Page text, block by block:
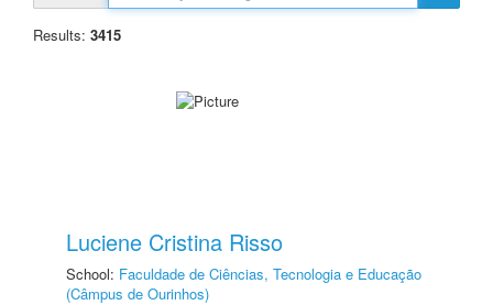
Results: 3415
Luciene Cristina Risso
School: Faculdade de Ciências, Tecnologia e Educação
(Câmpus de Ourinhos)